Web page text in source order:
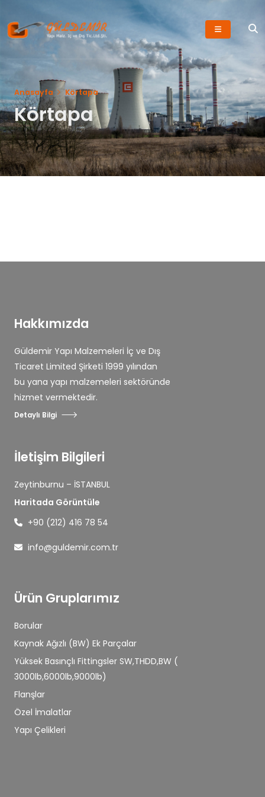
Anasayfa Körtapa
Körtapa
Hakkımızda
Güldemir Yapı Malzemeleri İç ve Dış
Ticaret Limited Şirketi 1999 yılından
bu yana yapı malzemeleri sektöründe
hizmet vermektedir.
Detaylı Bilgi
İletişim Bilgileri
Zeytinburnu – İSTANBUL
Haritada Görüntüle
+90 (212) 416 78 54
info@guldemir.com.tr
Ürün Gruplarımız
Borular
Kaynak Ağızlı (BW) Ek Parçalar
Yüksek Basınçlı Fittingsler SW,THDD,BW (
3000lb,6000lb,9000lb)
Flanşlar
Özel İmalatlar
Yapı Çelikleri